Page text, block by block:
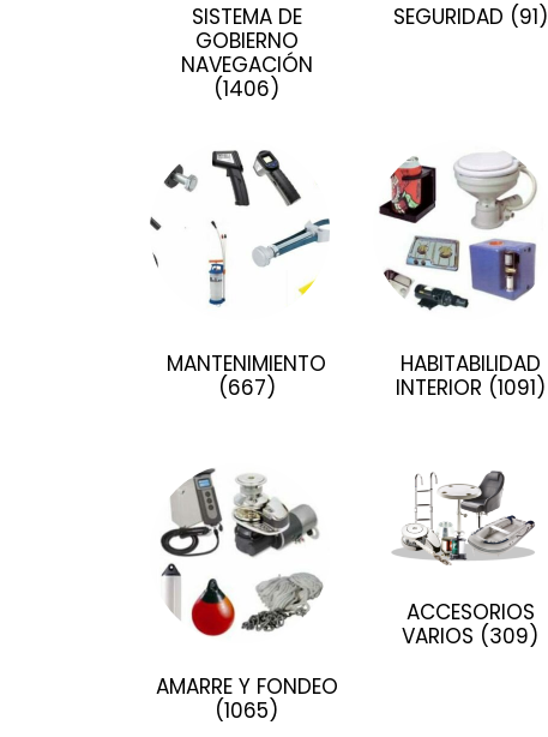
SISTEMA DE
GOBIERNO
NAVEGACIÓN
(1406)
SEGURIDAD (91)
MANTENIMIENTO
(667)
HABITABILIDAD
INTERIOR (1091)
AMARRE Y FONDEO
(1065)
ACCESORIOS
VARIOS (309)